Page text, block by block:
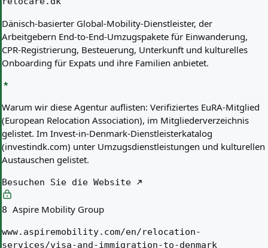
Dänisch-basierter Global-Mobility-Dienstleister, der
Arbeitgebern End-to-End-Umzugspakete für Einwanderung,
CPR-Registrierung, Besteuerung, Unterkunft und kulturelles
Onboarding für Expats und ihre Familien anbietet.
Warum wir diese Agentur auflisten: Verifiziertes EuRA-Mitglied
(European Relocation Association), im Mitgliederverzeichnis
gelistet. Im Invest-in-Denmark-Dienstleisterkatalog
(investindk.com) unter Umzugsdienstleistungen und kulturellen
Austauschen gelistet.
Besuchen Sie die Website
8 Aspire Mobility Group
www.aspiremobility.com/en/relocation-
services/visa-and-immigration-to-denmark